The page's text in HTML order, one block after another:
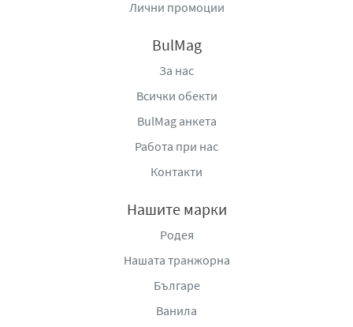
Лични промоции
BulMag
За нас
Всички обекти
BulMag анкета
Работа при нас
Контакти
Нашите марки
Родея
Нашата транжорна
Българе
Ванила